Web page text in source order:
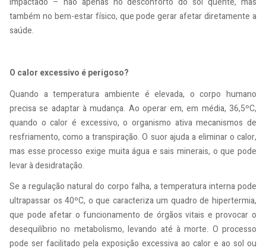
também no bem-estar físico, que pode gerar afetar diretamente a
saúde.
O calor excessivo é perigoso?
Quando a temperatura ambiente é elevada, o corpo humano
precisa se adaptar à mudança. Ao operar em, em média, 36,5ºC,
quando o calor é excessivo, o organismo ativa mecanismos de
resfriamento, como a transpiração. O suor ajuda a eliminar o calor,
mas esse processo exige muita água e sais minerais, o que pode
levar à desidratação.
Se a regulação natural do corpo falha, a temperatura interna pode
ultrapassar os 40ºC, o que caracteriza um quadro de hipertermia,
que pode afetar o funcionamento de órgãos vitais e provocar o
desequilíbrio no metabolismo, levando até à morte. O processo
pode ser facilitado pela exposição excessiva ao calor e ao sol ou